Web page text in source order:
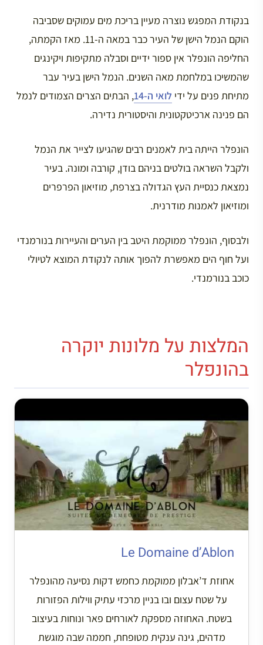
בנקודת המפגש נוצרה מעיין בריכת מים עמוקים שסביבה
הוקם הנמל הישן של העיר כבר במאה ה-11. מאז הקמתה,
החליפה הונפלר אין ספור ידיים וסבלה מתקיפות ויקינגים
שהמשיכו במלחמת מאה השנים. הנמל הישן בעיר עבר
מתיחת פנים על ידי לואי ה-14
, הבתים הצרים הצמודים לנמל
הם פנינה ארכיטקטונית והיסטורית נדירה.
הונפלר הייתה בית לאמנים רבים שהגיעו לצייר את הנמל
ולקבל השראה בולטים בניהם בודן, קורבה ומונה. בעיר
נמצאת כנסיית העץ הגדולה בצרפת, מוזיאון הפרפרים
ומוזיאון לאמנות מודרנית.
ולבסוף, הונפלר ממוקמת היטב בין הערים והעיירות בנורמנדי
ועל חוף הים מאפשרת להפוך אותה לנקודת המוצא לטיולי
כוכב בנורמנדי.
המלצות על מלונות יוקרה
בהונפלר
Le Domaine d’Ablon
אחוזת ד’אבלון ממוקמת כחמש דקות נסיעה מהונפלר
על שטח עצום ובו בניין מרכזי עתיק ווילות הפזורות
בשטח. האחוזה מספקת לאורחים פאר ונוחות בעיצוב
מדהים, גינה ענקית מטופחת, חממה שבה מוגשת